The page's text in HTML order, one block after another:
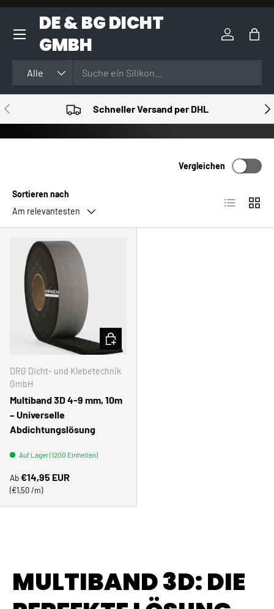
DIREKT ZUM INHALT
DE & BG DICHT
GMBH
Alle
Einloggen
VORHERIGE Schneller Versand per DHL
Sortieren nach
Am relevantesten
Vergleichen
DRG Dicht- und Klebetechnik
GmbH
Multiband 3D 4-9 mm, 10m
– Universelle
Abdichtungslösung
Auf Lager (1200 Einheiten)
Normaler Preis
Ab€14,95 EUR
Grundpreis
€1,50 /m
OPTIONEN AUSWÄHLEN
MULTIBAND 3D: DIE